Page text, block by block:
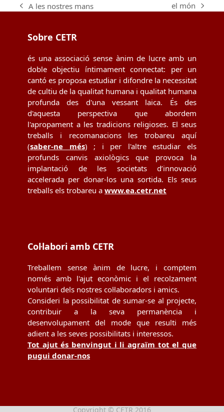
previous
A les nostres mans
next
el món
Sobre CETR
és una associació sense ànim de lucre amb un
doble objectiu íntimament connectat: per un
cantó es proposa estudiar i difondre la necessitat
de cultiu de la qualitat humana i qualitat humana
profunda des d'una vessant laica. És des
d'aquesta perspectiva que abordem
l'apropament a les tradicions religioses. El seus
treballs i recomanacions les trobareu aquí
(saber-ne més) ; i per l'altre estudiar els
profunds canvis axiològics que provoca la
implantació de les societats d’innovació
accelerada per donar-los una sortida. Els seus
treballs els trobareu a www.ea.cetr.net
Col·labori amb CETR
Treballem sense ànim de lucre, i comptem
només amb l'ajut econòmic i el recolzament
voluntari dels nostres col·laboradors i amics.
Consideri la possibilitat de sumar-se al projecte,
contribuir a la seva permanència i
desenvolupament del mode que resulti més
adient a les seves possibilitats i interessos.
Tot ajut és benvingut i li agraïm tot el que
pugui donar-nos
Copyright © CETR 2016